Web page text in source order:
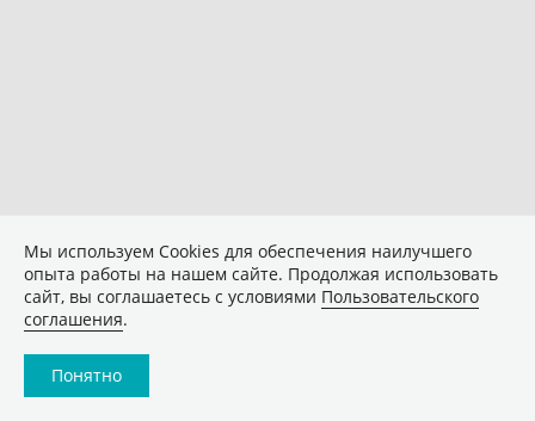
Мы используем Сookies для обеспечения наилучшего
опыта работы на нашем сайте. Продолжая использовать
сайт, вы соглашаетесь с условиями Пользовательского
соглашения.
Понятно